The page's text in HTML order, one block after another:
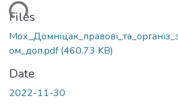
Files
ом_доп.pdf(460.73 KB)
Date
2022-11-30